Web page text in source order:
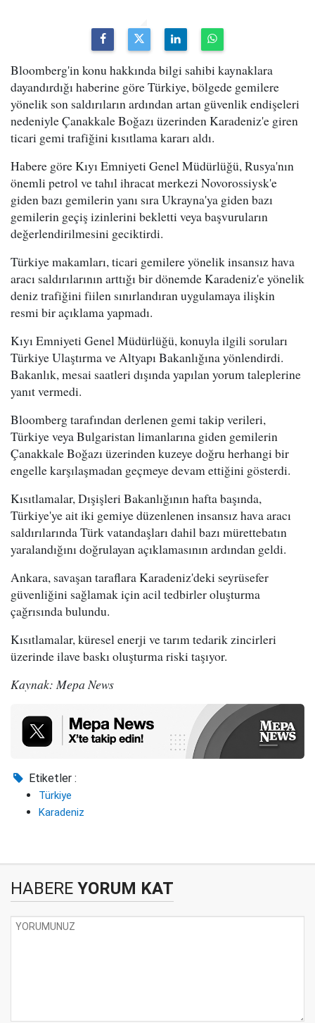
Bloomberg'in konu hakkında bilgi sahibi kaynaklara
dayandırdığı haberine göre Türkiye, bölgede gemilere
yönelik son saldırıların ardından artan güvenlik endişeleri
nedeniyle Çanakkale Boğazı üzerinden Karadeniz'e giren
ticari gemi trafiğini kısıtlama kararı aldı.
Habere göre Kıyı Emniyeti Genel Müdürlüğü, Rusya'nın
önemli petrol ve tahıl ihracat merkezi Novorossiysk'e
giden bazı gemilerin yanı sıra Ukrayna'ya giden bazı
gemilerin geçiş izinlerini bekletti veya başvuruların
değerlendirilmesini geciktirdi.
Türkiye makamları, ticari gemilere yönelik insansız hava
aracı saldırılarının arttığı bir dönemde Karadeniz'e yönelik
deniz trafiğini fiilen sınırlandıran uygulamaya ilişkin
resmi bir açıklama yapmadı.
Kıyı Emniyeti Genel Müdürlüğü, konuyla ilgili soruları
Türkiye Ulaştırma ve Altyapı Bakanlığına yönlendirdi.
Bakanlık, mesai saatleri dışında yapılan yorum taleplerine
yanıt vermedi.
Bloomberg tarafından derlenen gemi takip verileri,
Türkiye veya Bulgaristan limanlarına giden gemilerin
Çanakkale Boğazı üzerinden kuzeye doğru herhangi bir
engelle karşılaşmadan geçmeye devam ettiğini gösterdi.
Kısıtlamalar, Dışişleri Bakanlığının hafta başında,
Türkiye'ye ait iki gemiye düzenlenen insansız hava aracı
saldırılarında Türk vatandaşları dahil bazı mürettebatın
yaralandığını doğrulayan açıklamasının ardından geldi.
Ankara, savaşan taraflara Karadeniz'deki seyrüsefer
güvenliğini sağlamak için acil tedbirler oluşturma
çağrısında bulundu.
Kısıtlamalar, küresel enerji ve tarım tedarik zincirleri
üzerinde ilave baskı oluşturma riski taşıyor.
Kaynak: Mepa News
Etiketler :
Türkiye
Karadeniz
HABERE YORUM KAT